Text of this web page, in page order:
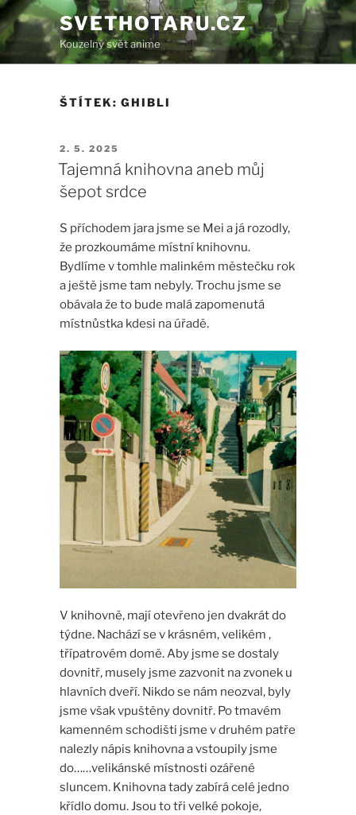
Přejít
k
obsahu
webu
SVETHOTARU.CZ
Kouzelný svět anime
ŠTÍTEK:GHIBLI
PUBLIKOVÁNO
2. 5. 2025
Tajemná knihovna aneb můj
šepot srdce
S příchodem jara jsme se Mei a já rozodly,
že prozkoumáme místní knihovnu.
Bydlíme v tomhle malinkém městečku rok
a ještě jsme tam nebyly. Trochu jsme se
obávala že to bude malá zapomenutá
místnůstka kdesi na úřadě.
V knihovně, mají otevřeno jen dvakrát do
týdne. Nachází se v krásném, velikém ,
třípatrovém domě. Aby jsme se dostaly
dovnitř, musely jsme zazvonit na zvonek u
hlavních dveří. Nikdo se nám neozval, byly
jsme však vpuštěny dovnitř. Po tmavém
kamenném schodišti jsme v druhém patře
nalezly nápis knihovna a vstoupily jsme
do……velikánské místnosti ozářené
sluncem. Knihovna tady zabírá celé jedno
křídlo domu. Jsou to tři velké pokoje,